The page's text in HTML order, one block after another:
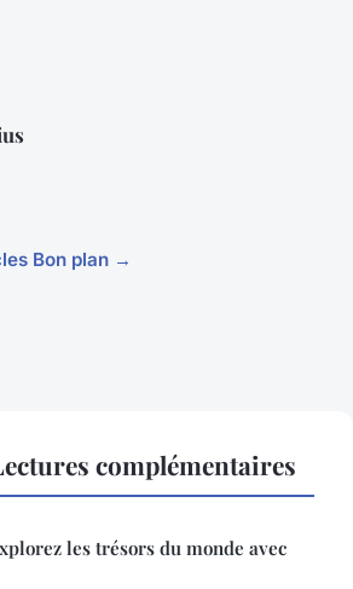
Bon plan →
complémentaires
les trésors du monde avec